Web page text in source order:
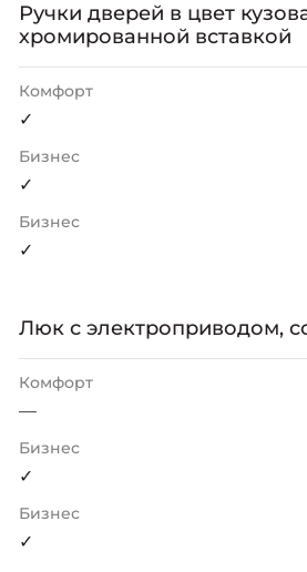
Ручки дверей в цвет
хромированной вставкой
Комфорт
✓
Бизнес
✓
Бизнес
✓
Люк с электроприводом,
Комфорт
—
Бизнес
✓
Бизнес
✓